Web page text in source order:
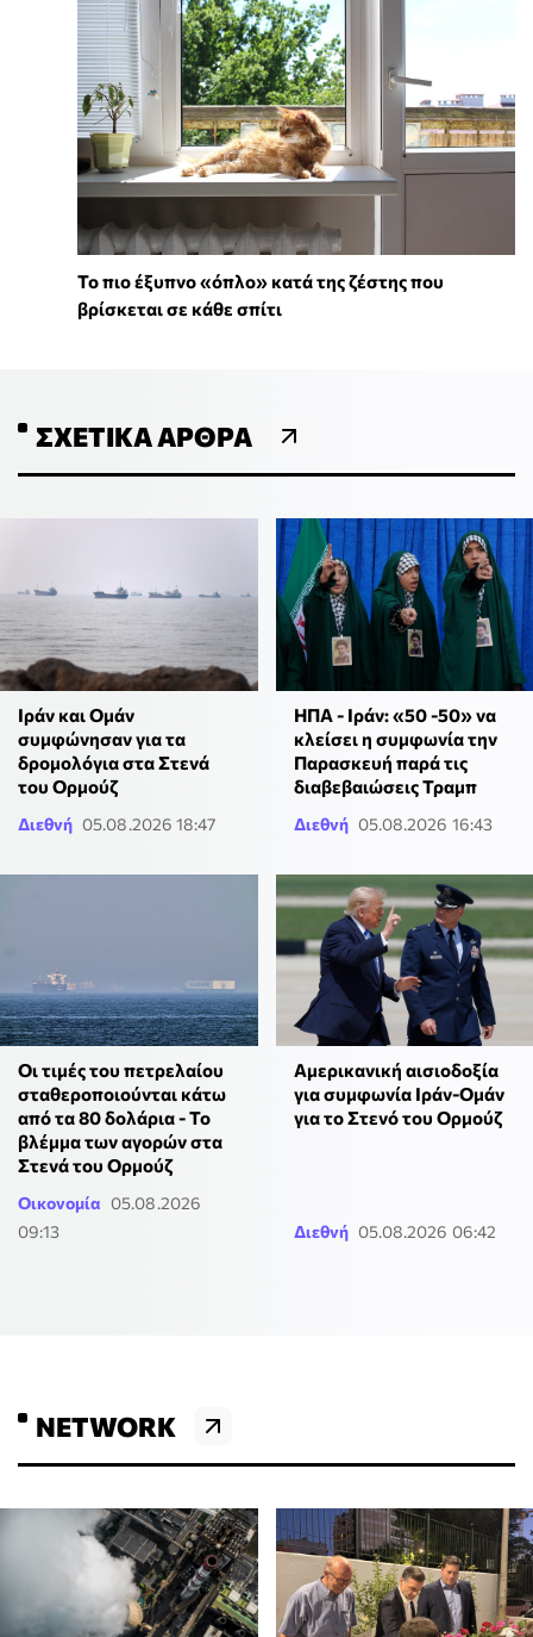
To πιο έξυπνο «όπλο» κατά της ζέστης που
βρίσκεται σε κάθε σπίτι
ΣΧΕΤΙΚΆ ΆΡΘΡΑ
Ιράν και Ομάν
συμφώνησαν για τα
δρομολόγια στα Στενά
του Ορμούζ
Διεθνή 05.08.2026 18:47
ΗΠΑ - Ιράν: «50 -50» να
κλείσει η συμφωνία την
Παρασκευή παρά τις
διαβεβαιώσεις Τραμπ
Διεθνή 05.08.2026 16:43
Οι τιμές του πετρελαίου
σταθεροποιούνται κάτω
από τα 80 δολάρια - Το
βλέμμα των αγορών στα
Στενά του Ορμούζ
Οικονομία 05.08.2026
09:13
Αμερικανική αισιοδοξία
για συμφωνία Ιράν-Ομάν
για το Στενό του Ορμούζ
Διεθνή 05.08.2026 06:42
NETWORK